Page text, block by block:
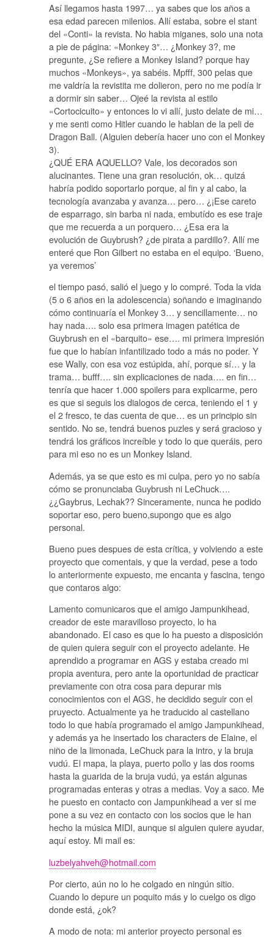
Así llegamos hasta 1997… ya sabes que los años a
esa edad parecen milenios. Allí estaba, sobre el stant
del «Conti» la revista. No habia miganes, solo una nota
a pie de página: «Monkey 3″… ¿Monkey 3?, me
pregunte, ¿Se refiere a Monkey Island? porque hay
muchos «Monkeys», ya sabéis. Mpfff, 300 pelas que
me valdría la revistita me dolieron, pero no me podía ir
a dormir sin saber… Ojeé la revista al estilo
«Cortocicuito» y entonces lo vi allí, justo delate de mi…
y me senti como Hitler cuando le hablan de la peli de
Dragon Ball. (Alguien debería hacer uno con el Monkey
3).
¿QUÉ ERA AQUELLO? Vale, los decorados son
alucinantes. Tiene una gran resolución, ok… quizá
habría podido soportarlo porque, al fin y al cabo, la
tecnología avanzaba y avanza… pero… ¿¡Ese careto
de esparrago, sin barba ni nada, embutído es ese traje
que me recuerda a un porquero… ¿Esa era la
evolución de Guybrush? ¿de pirata a pardillo?. Allí me
enteré que Ron Gilbert no estaba en el equipo. ‘Bueno,
ya veremos’
el tiempo pasó, salió el juego y lo compré. Toda la vida
(5 o 6 años en la adolescencia) soñando e imaginando
cómo continuaría el Monkey 3… y sencillamente… no
hay nada…. solo esa primera imagen patética de
Guybrush en el «barquito» ese…. mi primera impresión
fue que lo habían infantilizado todo a más no poder. Y
ese Wally, con esa voz estúpida, ahí, porque sí… y la
trama… bufff…. sin explicaciones de nada…. en fin…
tenría que hacer 1.000 spoilers para explicarme, pero
es que si seguis los dialogos de cerca, teniendo el 1 y
el 2 fresco, te das cuenta de que… es un principio sin
sentido. No se, tendrá buenos puzles y será gracioso y
tendrá los gráficos increíble y todo lo que queráis, pero
para mi eso no es un Monkey Island.
Además, ya se que esto es mi culpa, pero yo no sabía
cómo se pronunciaba Guybrush ni LeChuck….
¿¿Gaybrus, Lechak?? Sinceramente, nunca he podido
soportar eso, pero bueno,supongo que es algo
personal.
Bueno pues despues de esta crítica, y volviendo a este
proyecto que comentais, y que la verdad, pese a todo
lo anteriormente expuesto, me encanta y fascina, tengo
que contaros algo:
Lamento comunicaros que el amigo Jampunkihead,
creador de este maravilloso proyecto, lo ha
abandonado. El caso es que lo ha puesto a disposición
de quien quiera seguir con el proyecto adelante. He
aprendido a programar en AGS y estaba creado mi
propia aventura, pero ante la oportunidad de practicar
previamente con otra cosa para depurar mis
conocimientos con el AGS, he decidido seguir con el
pruyecto. Actualmente ya he traducido al castellano
todo lo que había programado el amigo Jampunkihead,
y además ya he insertado los characters de Elaine, el
niño de la limonada, LeChuck para la intro, y la bruja
vudú. El mapa, la playa, puerto pollo y las dos rooms
hasta la guarida de la bruja vudú, ya están algunas
programadas enteras y otras a medias. Voy a saco. Me
he puesto en contacto con Jampunkihead a ver si me
pone a su vez en contacto con los socios que le han
hecho la música MIDI, aunque si alguien quiere ayudar,
aquí estoy. Mi mail es:
luzbelyahveh@hotmail.com
Por cierto, aún no lo he colgado en ningún sitio.
Cuando lo depure un poquito más y lo cuelgo os digo
donde está, ¿ok?
A modo de nota: mi anterior proyecto personal es